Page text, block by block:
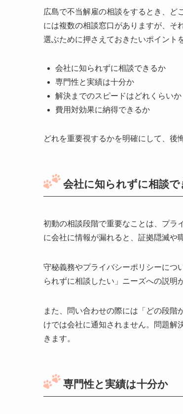
広島で不当解雇の相談をするとき、ど
には複数の相談窓口がありますが、そ
選ぶために押さえておきたいポイント
会社に知られずに相談できるか
専門性と実績は十分か
解決までのスピードはどれくらいか
費用対効果に納得できるか
どれを重要視するかを明確にして、後
会社に知られずに相談
初動の相談段階で重要なことは、プラ
に会社に情報が漏れると、証拠隠滅や
守秘義務やプライバシーポリシーにつ
られずに相談したい」ニーズへの説明
また、問い合わせの際には「どの段
けでは会社に通知されません。問題解
きます。
専門性と実績は十分か